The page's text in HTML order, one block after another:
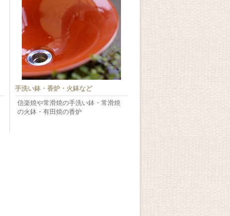
手洗い鉢・香炉・火鉢など
信楽焼や常滑焼の手洗い鉢・常滑焼
の火鉢・有田焼の香炉